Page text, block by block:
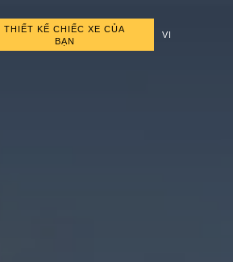
THIẾT KẾ CHIẾC XE CỦA
BẠN
VI